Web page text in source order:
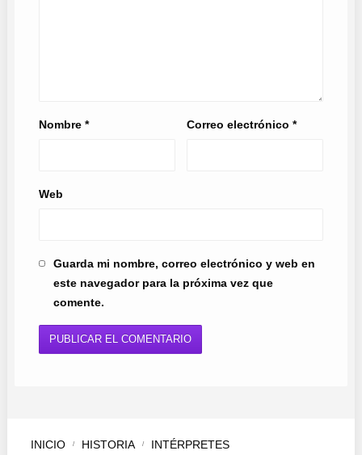
Nombre * Correo electrónico*
Web
Guarda mi nombre, correo electrónico y web en
este navegador para la próxima vez que
comente.
INICIO HISTORIA INTÉRPRETES